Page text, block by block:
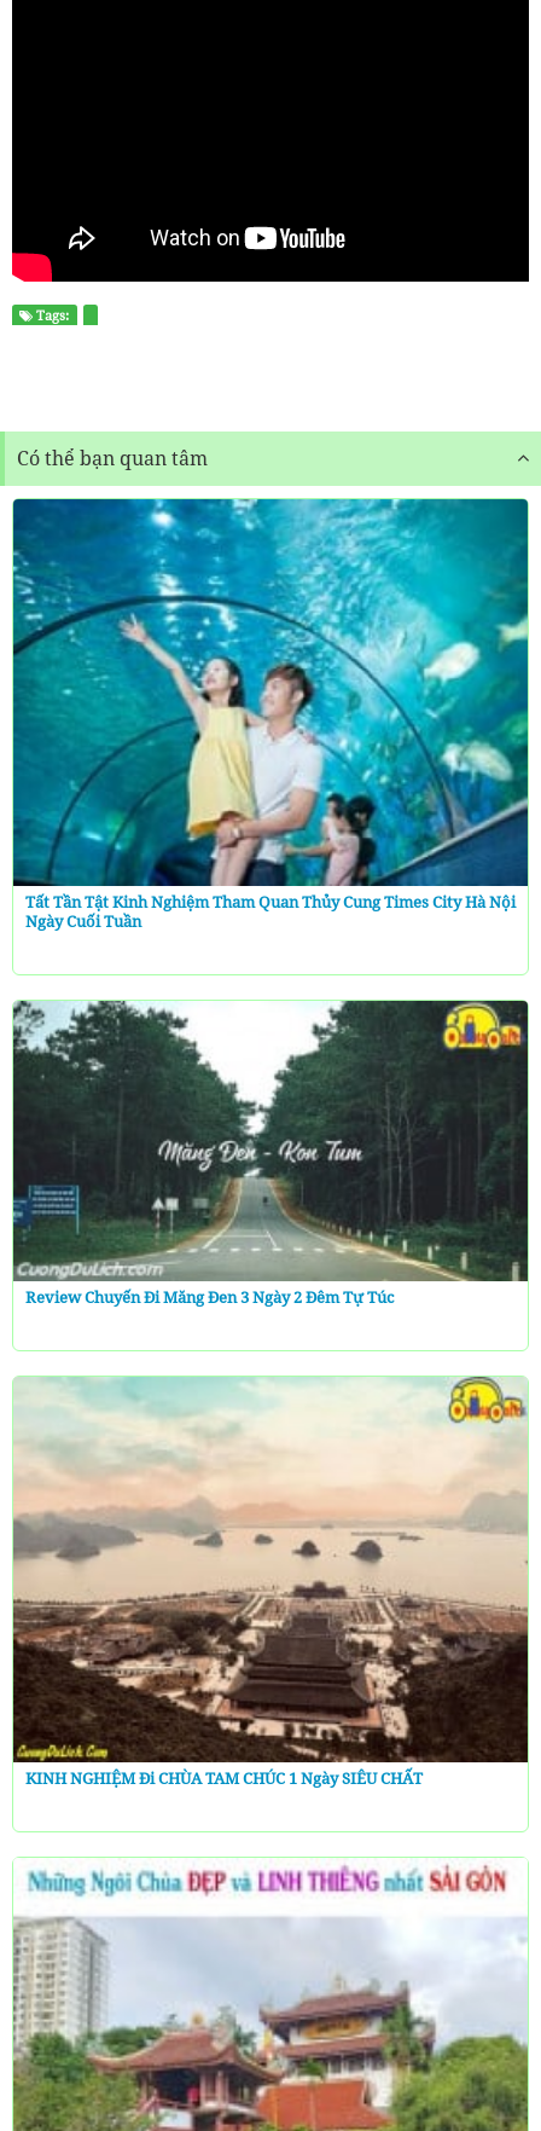
Tags:
Có thể bạn quan tâm
Tất Tần Tật Kinh Nghiệm Tham Quan Thủy Cung Times City Hà Nội
Ngày Cuối Tuần
Review Chuyến Đi Măng Đen 3 Ngày 2 Đêm Tự Túc
KINH NGHIỆM Đi CHÙA TAM CHÚC 1 Ngày SIÊU CHẤT